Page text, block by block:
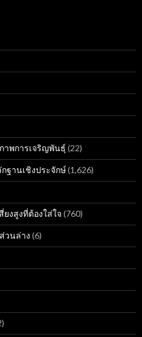
าพการเจริญพันธุ์ (22)
ฐานเชิงประจักษ์(1,626)
งสูงที่ต้องใส่ใจ (760)
วนล่าง (6)